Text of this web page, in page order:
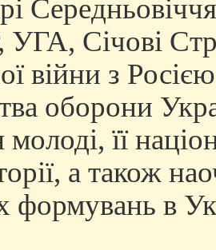
Січові
війни з
оборони
її
а також
формувань в